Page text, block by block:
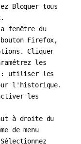
Bloquer tous
fenêtre du
Firefox,
Cliquer
les
: utiliser les
l'historique.
les
à droite du
de menu